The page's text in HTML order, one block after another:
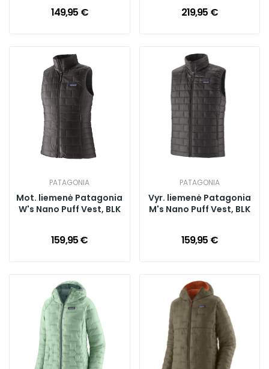
149,95 € 219,95 €
PATAGONIA
Mot. liemenė Patagonia
W's Nano Puff Vest, BLK
159,95 €
PATAGONIA
Vyr. liemenė Patagonia
M's Nano Puff Vest, BLK
159,95 €